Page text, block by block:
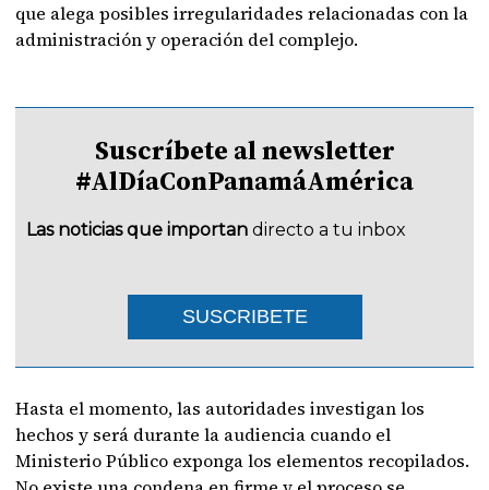
que alega posibles irregularidades relacionadas con la
administración y operación del complejo.
Suscríbete al newsletter
#AlDíaConPanamáAmérica
Las noticias que importan directo a tu inbox
SUSCRIBETE
Hasta el momento, las autoridades investigan los
hechos y será durante la audiencia cuando el
Ministerio Público exponga los elementos recopilados.